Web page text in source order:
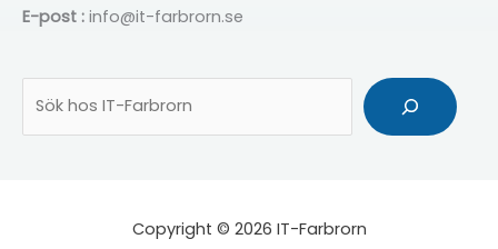
E-post : info@it-farbrorn.se
Copyright © 2026 IT-Farbrorn